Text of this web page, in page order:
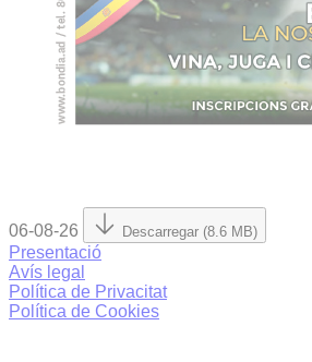
06-08-26 Descarregar (8.6 MB)
Presentació
Avís legal
Política de Privacitat
Política de Cookies